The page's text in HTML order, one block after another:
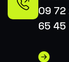
09 72
65 45